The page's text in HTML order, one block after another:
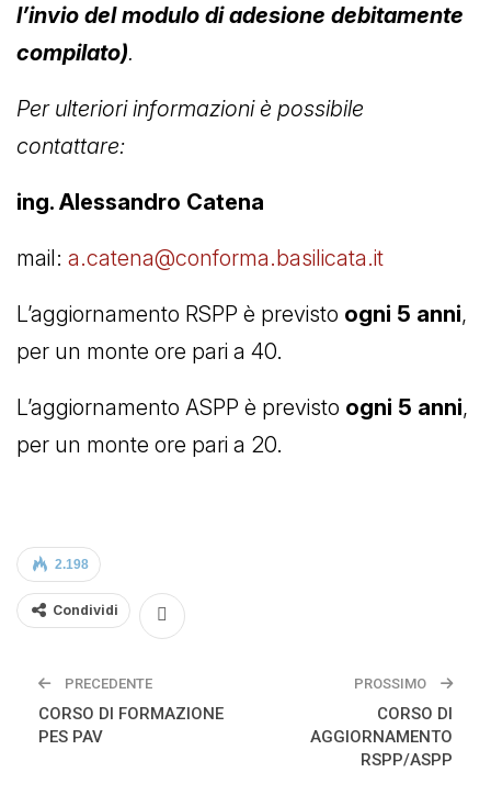
l’invio del modulo di adesione debitamente
compilato).
Per ulteriori informazioni è possibile
contattare:
ing. Alessandro Catena
mail: a.catena@conforma.basilicata.it
L’aggiornamento RSPP è previsto ogni 5 anni,
per un monte ore pari a 40.
L’aggiornamento ASPP è previsto ogni 5 anni,
per un monte ore pari a 20.
2.198
Condividi
PRECEDENTE
CORSO DI FORMAZIONE
PES PAV
PROSSIMO
CORSO DI
AGGIORNAMENTO
RSPP/ASPP